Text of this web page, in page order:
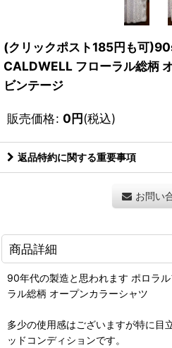
(クリックポスト185円も可
CALDWELL フローラル総柄
ビンテージ
販売価格: 0円(税込)
返品特約に関する重要事項
お問い
商品詳細
90年代の製造と思われます ポロラ
ラル総柄 オープンカラーシャツ
多少の使用感はございますが特に目
ッドコンディションです。